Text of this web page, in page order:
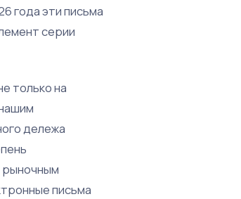
года эти письма
серии
только на
дележа
рыночным
письма